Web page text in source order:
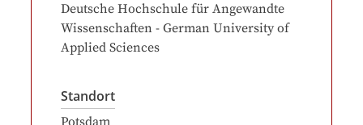
Deutsche Hochschule für Angewandte
Wissenschaften - German University of
Applied Sciences
Standort
Potsdam